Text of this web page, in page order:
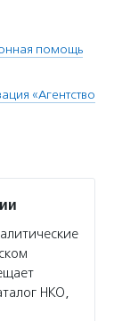
помощь
«Агентство
НКО,